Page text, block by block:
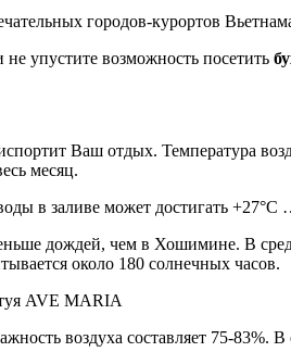
упустите возможность посетить
Ваш отдых. Температура
месяц.
в заливе может достигать
дождей, чем в Хошимине. В
около 180 солнечных часов.
воздуха составляет 75-